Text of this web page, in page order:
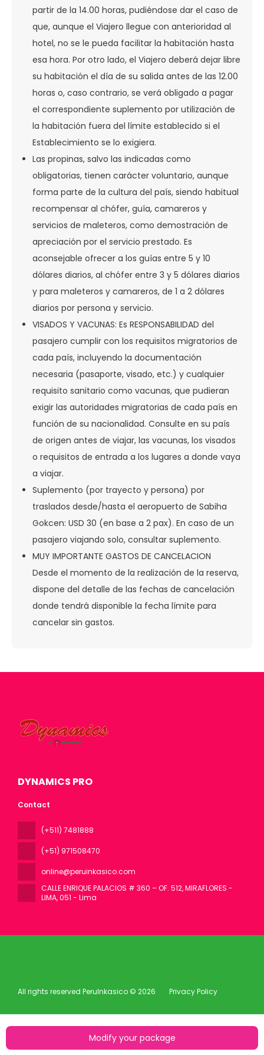
Modify your package
partir de la 14.00 horas, pudiéndose dar el caso de
que, aunque el Viajero llegue con anterioridad al
hotel, no se le pueda facilitar la habitación hasta
esa hora. Por otro lado, el Viajero deberá dejar libre
su habitación el día de su salida antes de las 12.00
horas o, caso contrario, se verá obligado a pagar
el correspondiente suplemento por utilización de
la habitación fuera del límite establecido si el
Establecimiento se lo exigiera.
Las propinas, salvo las indicadas como
obligatorias, tienen carácter voluntario, aunque
forma parte de la cultura del país, siendo habitual
recompensar al chófer, guía, camareros y
servicios de maleteros, como demostración de
apreciación por el servicio prestado. Es
aconsejable ofrecer a los guías entre 5 y 10
dólares diarios, al chófer entre 3 y 5 dólares diarios
y para maleteros y camareros, de 1 a 2 dólares
diarios por persona y servicio.
VISADOS Y VACUNAS: Es RESPONSABILIDAD del
pasajero cumplir con los requisitos migratorios de
cada país, incluyendo la documentación
necesaria (pasaporte, visado, etc.) y cualquier
requisito sanitario como vacunas, que pudieran
exigir las autoridades migratorias de cada país en
función de su nacionalidad. Consulte en su país
de origen antes de viajar, las vacunas, los visados
o requisitos de entrada a los lugares a donde vaya
a viajar.
Suplemento (por trayecto y persona) por
traslados desde/hasta el aeropuerto de Sabiha
Gokcen: USD 30 (en base a 2 pax). En caso de un
pasajero viajando solo, consultar suplemento.
MUY IMPORTANTE GASTOS DE CANCELACION
Desde el momento de la realización de la reserva,
dispone del detalle de las fechas de cancelación
donde tendrá disponible la fecha límite para
cancelar sin gastos.
DYNAMICS PRO
Contact
(+511) 7481888
(+51) 971508470
online@peruinkasico.com
CALLE ENRIQUE PALACIOS # 360 – OF. 512, MIRAFLORES -
LIMA, 051 - Lima
All rights reserved PeruInkasico © 2026 Privacy Policy